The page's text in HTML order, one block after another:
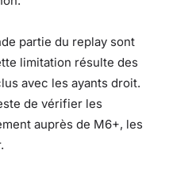
partie du replay sont
limitation résulte des
avec les ayants droit.
de vérifier les
auprès de M6+, les